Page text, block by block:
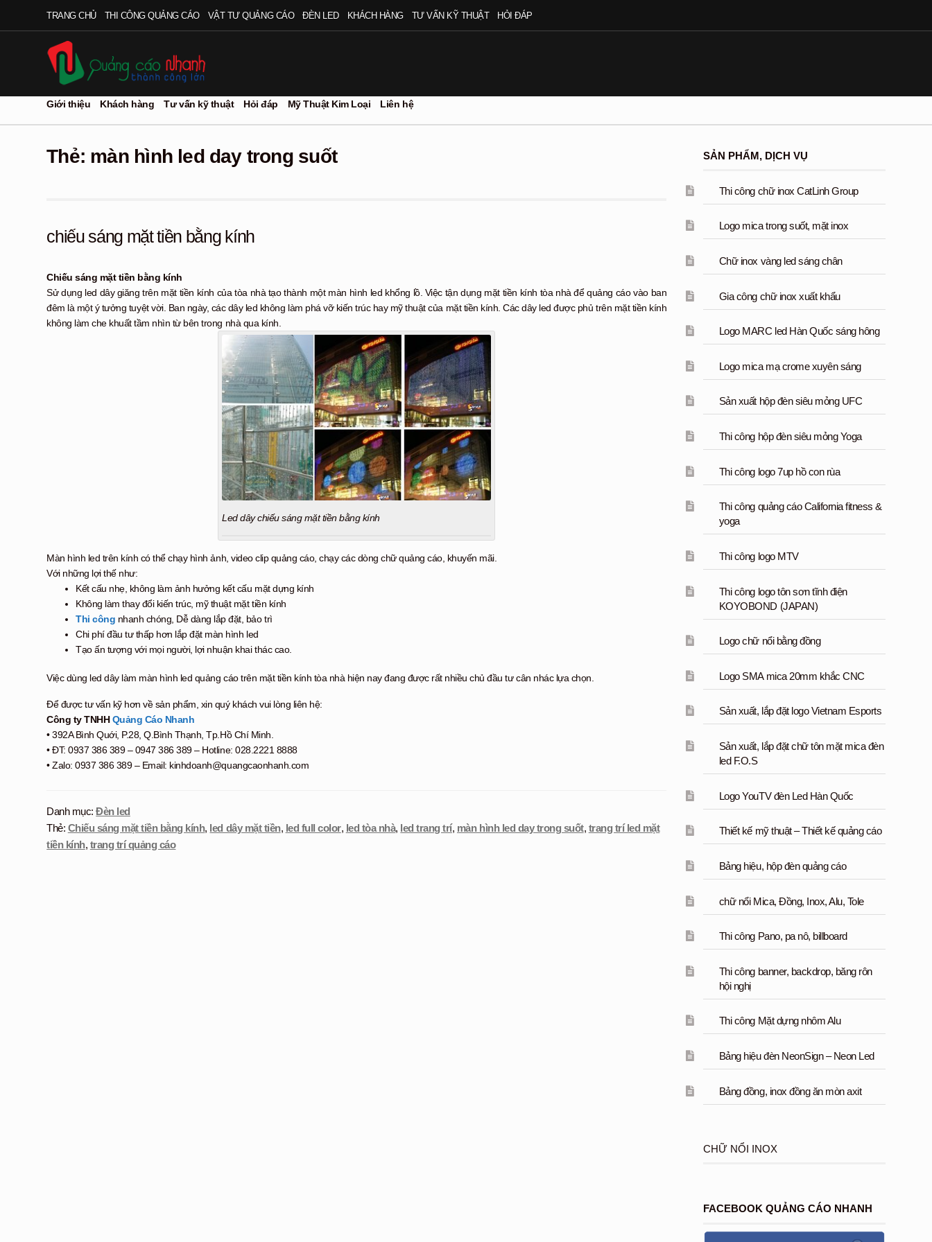
Đi
đến
Điều
hướng
Chuyển
đến
nội
dung
TRANG CHỦ THI CÔNG QUẢNG CÁO VẬT TƯ QUẢNG CÁO ĐÈN LED KHÁCH HÀNG TƯ VẤN KỸ THUẬT HỎI ĐÁP
Giới thiệu Khách hàng Tư vấn kỹ thuật Hỏi đáp Mỹ Thuật Kim Loại Liên hệ
Thẻ: màn hình led day trong suốt
chiếu sáng mặt tiền bằng kính
Chiếu sáng mặt tiền bằng kính
Sử dụng led dây giăng trên mặt tiền kính của tòa nhà tạo thành một màn hình led khổng lồ. Việc tận dụng mặt tiền kính tòa nhà để quảng cáo vào ban
đêm là một ý tưởng tuyệt vời. Ban ngày, các dây led không làm phá vỡ kiến trúc hay mỹ thuật của mặt tiền kính. Các dây led được phủ trên mặt tiền kính
không làm che khuất tầm nhìn từ bên trong nhà qua kính.
Led dây chiếu sáng mặt tiền bằng kính
Màn hình led trên kính có thể chạy hình ảnh, video clip quảng cáo, chạy các dòng chữ quảng cáo, khuyến mãi.
Với những lợi thế như:
Kết cấu nhẹ, không làm ảnh hưởng kết cấu mặt dựng kính
Không làm thay đổi kiến trúc, mỹ thuật mặt tiền kính
Thi công nhanh chóng, Dễ dàng lắp đặt, bảo trì
Chi phí đầu tư thấp hơn lắp đặt màn hình led
Tạo ấn tượng với mọi người, lợi nhuận khai thác cao.
Việc dùng led dây làm màn hình led quảng cáo trên mặt tiền kính tòa nhà hiện nay đang được rất nhiều chủ đầu tư cân nhác lựa chọn.
Để được tư vấn kỹ hơn về sản phẩm, xin quý khách vui lòng liên hệ:
Công ty TNHHQuảng Cáo Nhanh
• 392A Bình Quới, P.28, Q.Bình Thạnh, Tp.Hồ Chí Minh.
• ĐT: 0937 386 389 – 0947 386 389 – Hotline: 028.2221 8888
• Zalo: 0937 386 389 – Email: kinhdoanh@quangcaonhanh.com
Danh mục:Đèn led
Thẻ: Chiếu sáng mặt tiền bằng kính, led dây mặt tiền, led full color, led tòa nhà, led trang trí, màn hình led day trong suốt, trang trí led mặt
tiền kính, trang trí quảng cáo
SẢN PHẨM, DỊCH VỤ
Thi công chữ inox CatLinh Group
Logo mica trong suốt, mặt inox
Chữ inox vàng led sáng chân
Gia công chữ inox xuất khẩu
Logo MARC led Hàn Quốc sáng hông
Logo mica mạ crome xuyên sáng
Sản xuất hộp đèn siêu mỏng UFC
Thi công hộp đèn siêu mỏng Yoga
Thi công logo 7up hồ con rùa
Thi công quảng cáo California fitness &
yoga
Thi công logo MTV
Thi công logo tôn sơn tĩnh điện
KOYOBOND (JAPAN)
Logo chữ nổi bằng đồng
Logo SMA mica 20mm khắc CNC
Sản xuất, lắp đặt logo Vietnam Esports
Sản xuất, lắp đặt chữ tôn mặt mica đèn
led F.O.S
Logo YouTV đèn Led Hàn Quốc
Thiết kế mỹ thuật – Thiết kế quảng cáo
Bảng hiệu, hộp đèn quảng cáo
chữ nổi Mica, Đồng, Inox, Alu, Tole
Thi công Pano, pa nô, billboard
Thi công banner, backdrop, băng rôn
hội nghị
Thi công Mặt dựng nhôm Alu
Bảng hiệu đèn NeonSign – Neon Led
Bảng đồng, inox đồng ăn mòn axit
CHỮ NỔI INOX
FACEBOOK QUẢNG CÁO NHANH